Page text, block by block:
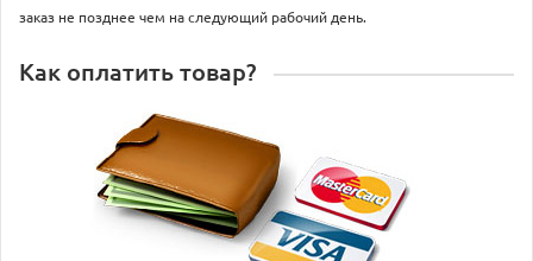
заказ не позднее чем на следующий рабочий день.
Как оплатить товар?